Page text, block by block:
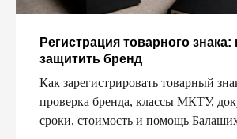
Регистрация товарного знака:
защитить бренд
Как зарегистрировать товарный
проверка бренда, классы МКТУ,
сроки, стоимость и помощь